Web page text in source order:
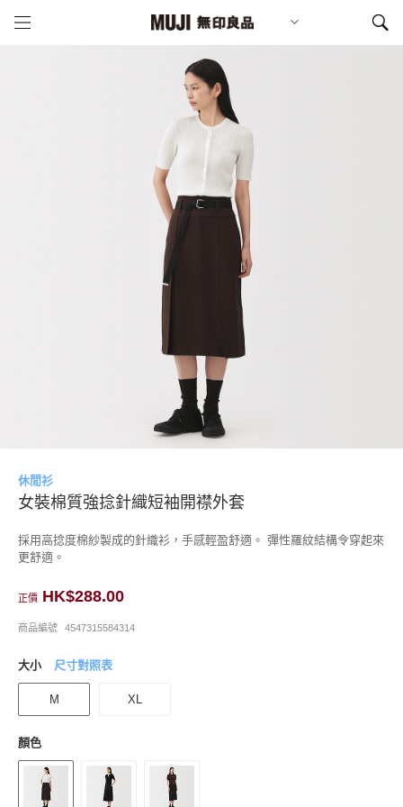
休閒衫
女裝棉質強捻針織短袖開襟外套
採用高捻度棉紗製成的針織衫，手感輕盈舒適。 彈性羅紋結構令穿起來
更舒適。
正價 HK$288.00
商品編號 4547315584314
大小 尺寸對照表
M XL
顏色